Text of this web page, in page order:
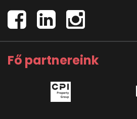
Fő partnereink